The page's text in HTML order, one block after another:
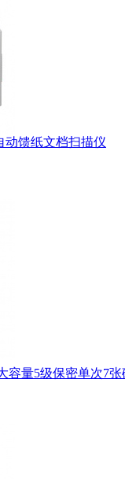
动馈纸文档扫描仪
容量5级保密单次7张